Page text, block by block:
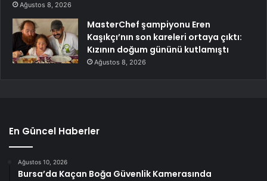
Ağustos 8, 2026
MasterChef şampiyonu Eren
Kaşıkçı’nın son kareleri ortaya çıktı:
Kızının doğum gününü kutlamıştı
Ağustos 8, 2026
En Güncel Haberler
Ağustos 10, 2026
Bursa’da Kaçan Boğa Güvenlik Kamerasında